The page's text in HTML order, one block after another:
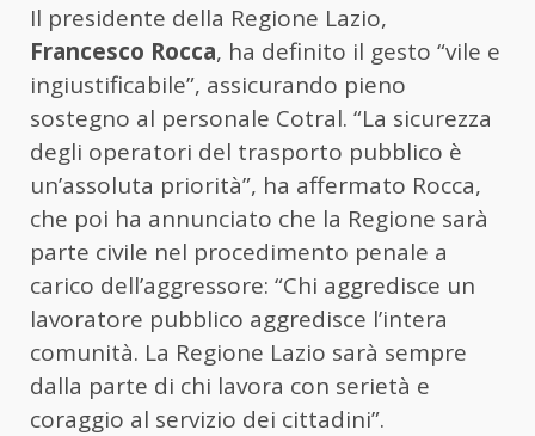
Il presidente della Regione Lazio,
Francesco Rocca, ha definito il gesto “vile e
ingiustificabile”, assicurando pieno
sostegno al personale Cotral. “La sicurezza
degli operatori del trasporto pubblico è
un’assoluta priorità”, ha affermato Rocca,
che poi ha annunciato che la Regione sarà
parte civile nel procedimento penale a
carico dell’aggressore: “Chi aggredisce un
lavoratore pubblico aggredisce l’intera
comunità. La Regione Lazio sarà sempre
dalla parte di chi lavora con serietà e
coraggio al servizio dei cittadini”.